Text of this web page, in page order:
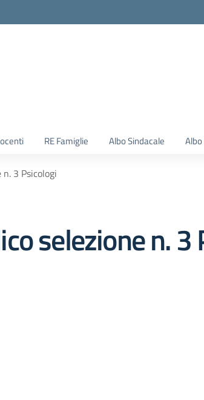
RE Famiglie Albo Sindacale
n. 3 Psicologi
selezione n.